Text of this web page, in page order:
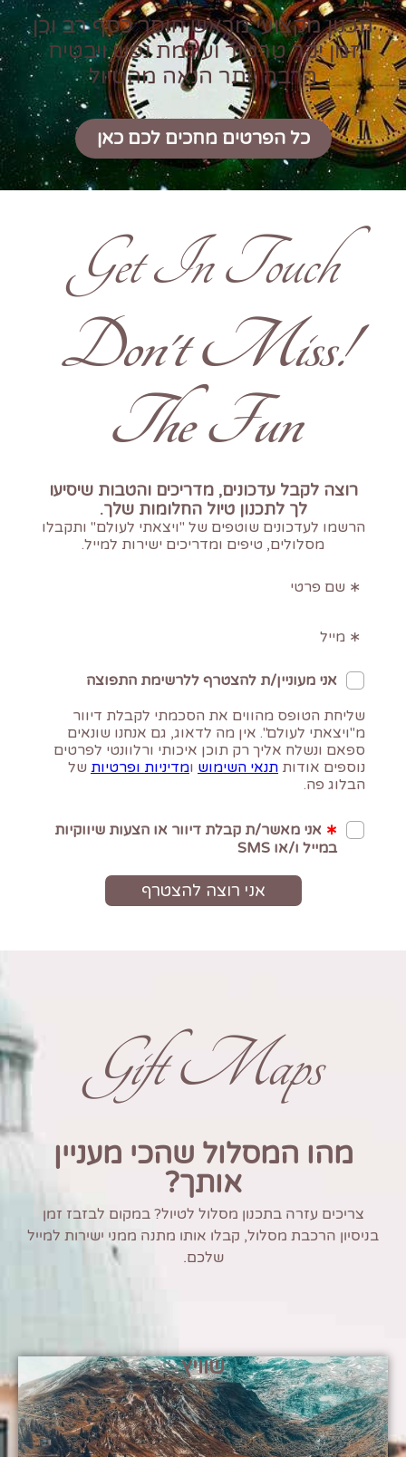
תכנון מקצועי מראש חוסך כסף רב וכן
זמן יקר טרטור ועוגמת נפש ויבטיח
הרבה יותר הנאה מהטיול
כל הפרטים מחכים לכם כאן
Get In Touch
!Don't Miss
The Fun
Gift Maps
מהו המסלול שהכי מעניין
אותך?
צריכים עזרה בתכנון מסלול לטיול? במקום לבזבז זמן
בניסיון הרכבת מסלול, קבלו אותו מתנה ממני ישירות למייל
שלכם.
שוויץ